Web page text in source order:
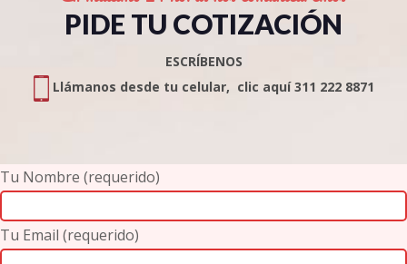
PIDE TU COTIZACIÓN
ESCRÍBENOS
Llámanos desde tu celular, clic aquí 311 222 8871
Tu Nombre (requerido)
Tu Email (requerido)